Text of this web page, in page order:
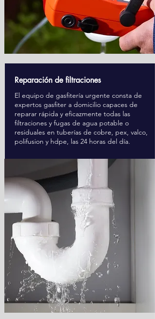
Reparación de filtraciones
El equipo de gasfitería urgente consta de
expertos gasfiter a domicilio capaces de
reparar rápida y eficazmente todas las
filtraciones y fugas de agua potable o
residuales en tuberías de cobre, pex, valco,
polifusion y hdpe, las 24 horas del día.